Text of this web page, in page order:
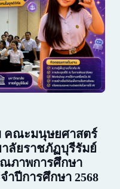
คณะมนุษยศาสตร์
ลัยราชภัฏบุรีรัมย์
ภาพการศึกษา
ปีการศึกษา 2568